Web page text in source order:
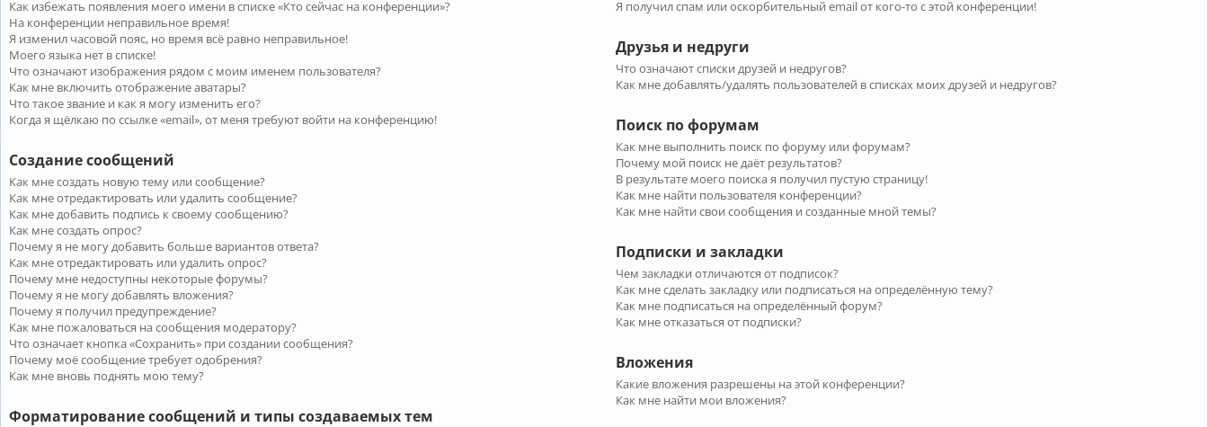
Как избежать появления моего имени в списке «Кто сейчас на конференции»?
На конференции неправильное время!
Я изменил часовой пояс, но время всё равно неправильное!
Моего языка нет в списке!
Что означают изображения рядом с моим именем пользователя?
Как мне включить отображение аватары?
Что такое звание и как я могу изменить его?
Когда я щёлкаю по ссылке «email», от меня требуют войти на конференцию!
Создание сообщений
Как мне создать новую тему или сообщение?
Как мне отредактировать или удалить сообщение?
Как мне добавить подпись к своему сообщению?
Как мне создать опрос?
Почему я не могу добавить больше вариантов ответа?
Как мне отредактировать или удалить опрос?
Почему мне недоступны некоторые форумы?
Почему я не могу добавлять вложения?
Почему я получил предупреждение?
Как мне пожаловаться на сообщения модератору?
Что означает кнопка «Сохранить» при создании сообщения?
Почему моё сообщение требует одобрения?
Как мне вновь поднять мою тему?
Форматирование сообщений и типы создаваемых тем
Я получил спам или оскорбительный email от кого-то с этой конференции!
Друзья и недруги
Что означают списки друзей и недругов?
Как мне добавлять/удалять пользователей в списках моих друзей и недругов?
Поиск по форумам
Как мне выполнить поиск по форуму или форумам?
Почему мой поиск не даёт результатов?
В результате моего поиска я получил пустую страницу!
Как мне найти пользователя конференции?
Как мне найти свои сообщения и созданные мной темы?
Подписки и закладки
Чем закладки отличаются от подписок?
Как мне сделать закладку или подписаться на определённую тему?
Как мне подписаться на определённый форум?
Как мне отказаться от подписки?
Вложения
Какие вложения разрешены на этой конференции?
Как мне найти мои вложения?